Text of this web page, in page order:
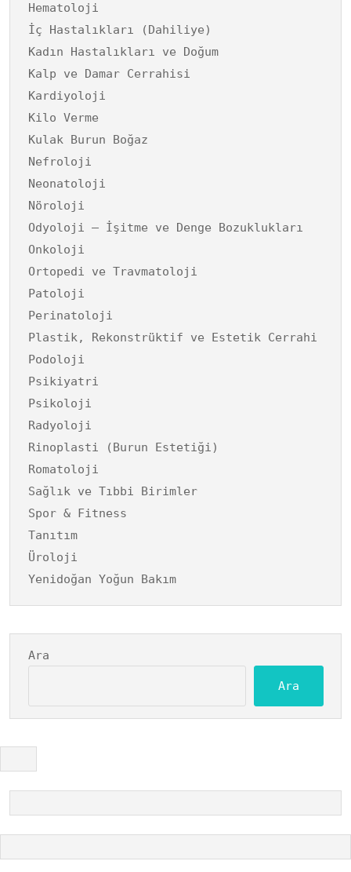
Hematoloji
İç Hastalıkları (Dahiliye)
Kadın Hastalıkları ve Doğum
Kalp ve Damar Cerrahisi
Kardiyoloji
Kilo Verme
Kulak Burun Boğaz
Nefroloji
Neonatoloji
Nöroloji
Odyoloji – İşitme ve Denge Bozuklukları
Onkoloji
Ortopedi ve Travmatoloji
Patoloji
Perinatoloji
Plastik, Rekonstrüktif ve Estetik Cerrahi
Podoloji
Psikiyatri
Psikoloji
Radyoloji
Rinoplasti (Burun Estetiği)
Romatoloji
Sağlık ve Tıbbi Birimler
Spor & Fitness
Tanıtım
Üroloji
Yenidoğan Yoğun Bakım
Ara
Ara